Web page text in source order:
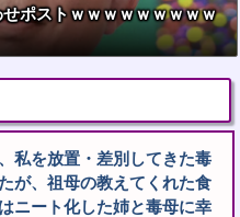
ポストｗｗｗｗｗｗｗｗｗ
私を放置・差別してきた毒
が、祖母の教えてくれた食
ニート化した姉と毒母に幸